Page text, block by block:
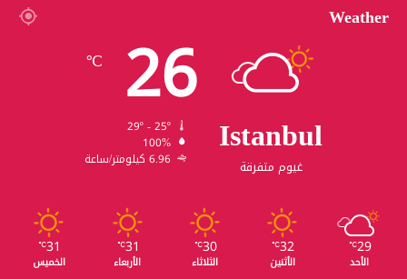
Weather
Istanbul
غيوم متفرقة
26
℃
100%
6.96 كيلومتر/ساعة
29
℃
الأحد
32
℃
الأثنين
30
℃
الثلاثاء
31
℃
الأربعاء
31
℃
الخميس